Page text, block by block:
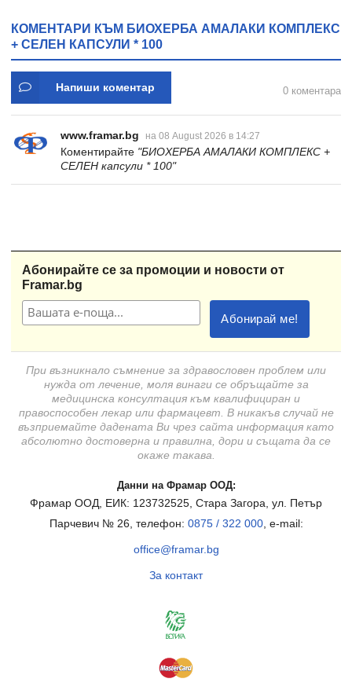
КОМЕНТАРИ КЪМ БИОХЕРБА АМАЛАКИ КОМПЛЕКС
+ СЕЛЕН КАПСУЛИ * 100
Напиши коментар 0 коментара
www.framar.bg на 08 August 2026 в 14:27
Коментирайте "БИОХЕРБА АМАЛАКИ КОМПЛЕКС +
СЕЛЕН капсули * 100"
Абонирайте се за промоции и новости от
Framar.bg
При възникнало съмнение за здравословен проблем или
нужда от лечение, моля винаги се обръщайте за
медицинска консултация към квалифициран и
правоспособен лекар или фармацевт. В никакъв случай не
възприемайте дадената Ви чрез сайта информация като
абсолютно достоверна и правилна, дори и същата да се
окаже такава.
Данни на Фрамар ООД:
Фрамар ООД, ЕИК: 123732525, Стара Загора, ул. Петър
Парчевич № 26, телефон: 0875 / 322 000, e-mail:
office@framar.bg
За контакт